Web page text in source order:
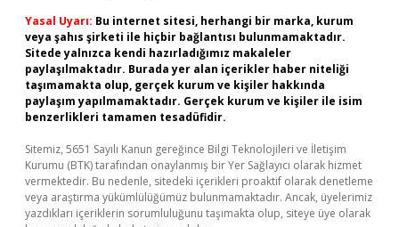
Yasal Uyarı: Bu internet sitesi, herhangi bir marka, kurum
veya şahıs şirketi ile hiçbir bağlantısı bulunmamaktadır.
Sitede yalnızca kendi hazırladığımız makaleler
paylaşılmaktadır. Burada yer alan içerikler haber niteliği
taşımamakta olup, gerçek kurum ve kişiler hakkında
paylaşım yapılmamaktadır. Gerçek kurum ve kişiler ile isim
benzerlikleri tamamen tesadüfidir.
Sitemiz, 5651 Sayılı Kanun gereğince Bilgi Teknolojileri ve İletişim
Kurumu (BTK) tarafından onaylanmış bir Yer Sağlayıcı olarak hizmet
vermektedir. Bu nedenle, sitedeki içerikleri proaktif olarak denetleme
veya araştırma yükümlülüğümüz bulunmamaktadır. Ancak, üyelerimiz
yazdıkları içeriklerin sorumluluğunu taşımakta olup, siteye üye olarak